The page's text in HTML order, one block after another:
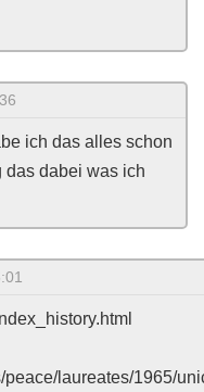
ich das alles schon
das dabei was ich
laureates/1965/